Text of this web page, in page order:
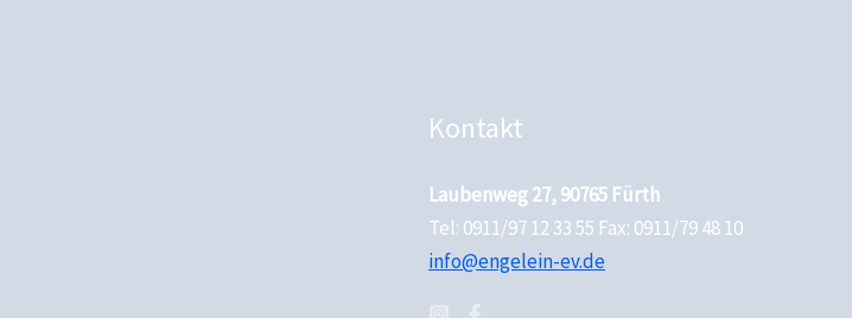
Kontakt
Laubenweg 27, 90765 Fürth
Tel: 0911/97 12 33 55 Fax: 0911/79 48 10
info@engelein-ev.de